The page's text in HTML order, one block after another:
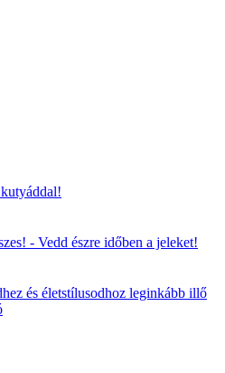
- Vedd észre időben a jeleket!
és életstílusodhoz leginkább illő